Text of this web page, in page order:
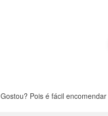
Gostou? Pois é fácil encomendar